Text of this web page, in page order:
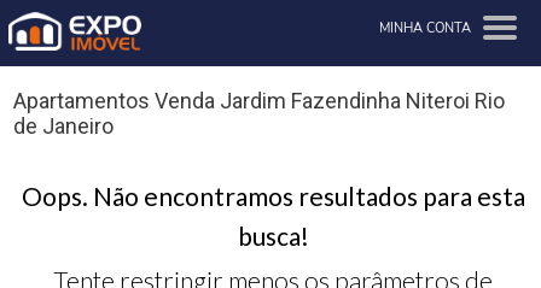
MINHA CONTA
Apartamentos Venda Jardim Fazendinha Niteroi Rio
de Janeiro
Oops. Não encontramos resultados para esta
busca!
Tente restringir menos os parâmetros de